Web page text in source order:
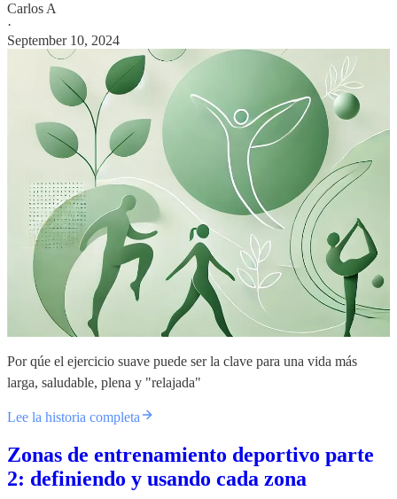
Carlos A
·
September 10, 2024
Por qúe el ejercicio suave puede ser la clave para una vida más
larga, saludable, plena y "relajada"
Lee la historia completa
Zonas de entrenamiento deportivo parte
2: definiendo y usando cada zona